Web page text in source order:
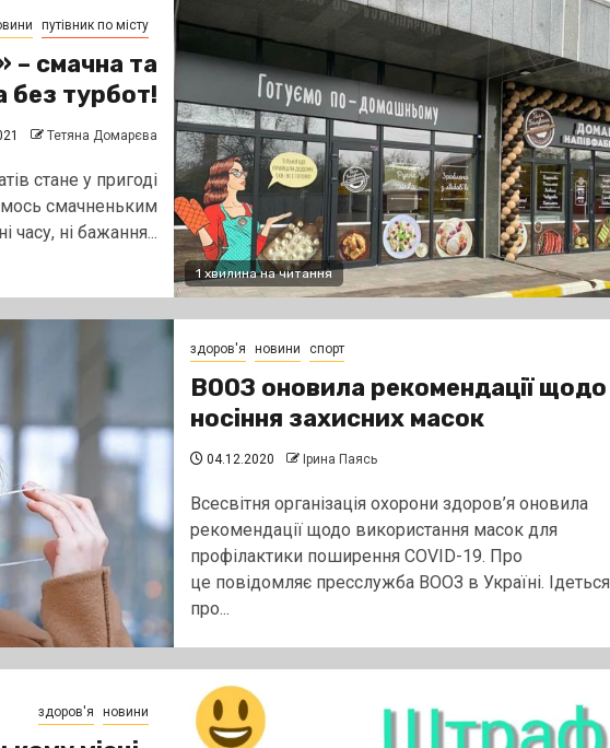
1 хвилина на читання
путівник по місту
– смачна та
без турбот!
Тетяна Домарєва
стане у пригоді
смачненьким
часу, ні бажання...
здоров'я новини спорт
ВООЗ оновила рекомендації щодо
носіння захисних масок
04.12.2020 Ірина Паясь
Всесвітня організація охорони здоров’я оновила
рекомендації щодо використання масок для
профілактики поширення COVID-19. Про
це повідомляє пресслужба ВООЗ в Україні. Ідеться
про...
здоров'я новини